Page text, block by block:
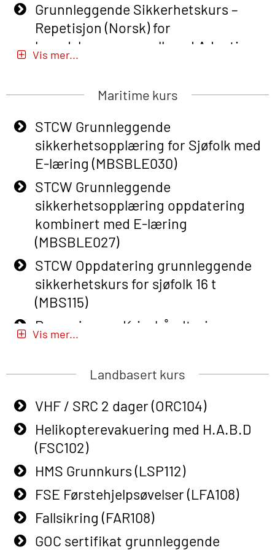
Grunnleggende Sikkerhetskurs –
Repetisjon (Norsk) for
beredskapspersonell med Adaptive
E-læring (OBSBLE051)
Basic Safety Training (English) – with
Basic Safety Training – Refresher
Course (English) with E-learning
(OBSBLE048)
Basic Safety Training – Refresher
Course (English) (OBS1063)
Basic Safety Training – Refresher
Course (English) for emergency
response personnel with Adaptive E-
learning (OBSBLE050)
Helikopterevakuering inkl pustelunge
med adaptive e-læring (OSEBLE018)
Airpocket with E-learning (English)
Additional Basic Safety Training for
the Norwegian Sector (OBS117)
Grunnleggende Sikkerhetskurs –
Rep. for helikoptermannskap inkl.
HABD (FSC122)
Påbygging fra Offshore Norge til
Grunnleggende sikkerhetsopplæring
Vis mer...
Maritime kurs
STCW Grunnleggende
sikkerhetsopplæring for Sjøfolk med
E-læring (MBSBLE030)
STCW Grunnleggende
sikkerhetsopplæring oppdatering
kombinert med E-læring
(MBSBLE027)
STCW Oppdatering grunnleggende
sikkerhetskurs for sjøfolk 16 t
(MBS115)
Passasjer- og Krisehåndtering
(MBSBLE020)
Passasjer- og Krisehåndtering
STCW Grunnleggende
sikkerhetsopplæring for fiskere
(MBSBLE031)
STCW Grunnleggende
sikkerhetsopplæring for fiskere
oppdatering (MBSBLE032)
STCW Sikkerhetsopplæring for
Vis mer...
Landbasert kurs
VHF / SRC 2 dager (ORC104)
Helikopterevakuering med H.A.B.D
(FSC102)
HMS Grunnkurs (LSP112)
FSE Førstehjelpsøvelser (LFA108)
Fallsikring (FAR108)
GOC sertifikat grunnleggende